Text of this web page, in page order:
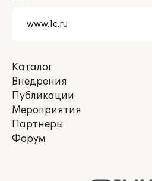
Каталог
Внедрения
Публикации
Мероприятия
Партнеры
Форум